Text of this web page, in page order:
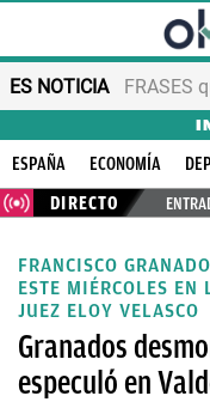
ES NOTICIA FRASES
ESPAÑA ECONOMÍA
DIRECTO
FRANCISCO
ESTE MIÉRCOLES
JUEZ ELOY VELASCO
Granados
especuló en